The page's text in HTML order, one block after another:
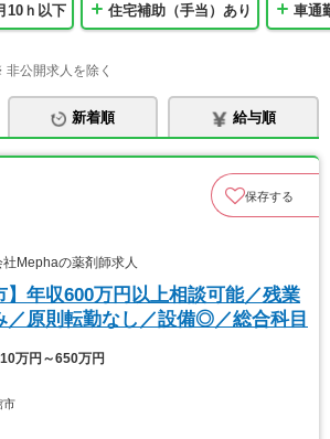
10ｈ以下 住宅補助（手当）あり 車通
公開求人を除く
新着順 給与順
保存する
Mephaの薬剤師求人
】年収600万円以上相談可能／残業
／原則転勤なし／設備◎／総合科目
万円～650万円
市